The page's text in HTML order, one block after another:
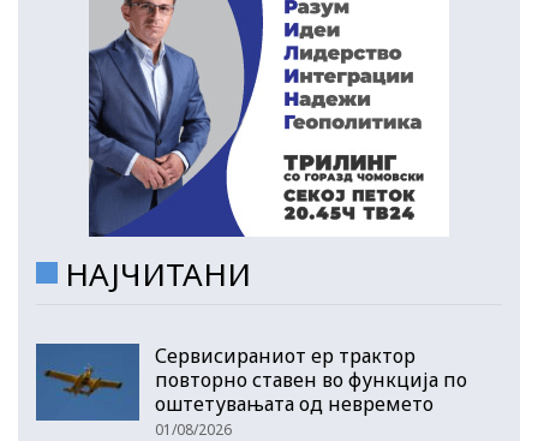
НАЈЧИТАНИ
Сервисираниот ер трактор
повторно ставен во функција по
оштетувањата од невремето
01/08/2026